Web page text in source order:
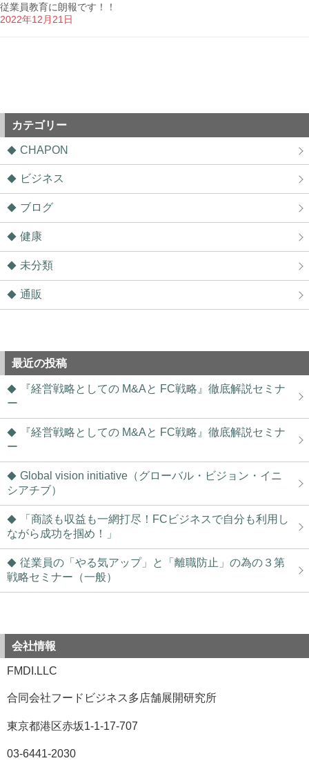
従業員教育に朗報です！！
2022年12月21日
カテゴリー
CHAPON
ビジネス
ブログ
健康
未分類
通販
最近の投稿
『経営戦略としての M&Aと FC戦略』徹底解説セミナ
ー
『経営戦略としての M&Aと FC戦略』徹底解説セミナ
ー
Global vision initiative（グローバル・ビジョン・イニ
シアチブ）
「商談も収益も一網打尽！FCビジネスで自分も利用し
ながら成功を掴め！」
従業員の「やる気アップ」と「離職防止」の為の３第
戦略セミナー（一般）
会社情報
FMDI.LLC
合同会社フードビジネス多店舗展開研究所
東京都港区赤坂1-1-17-707
03-6441-2030